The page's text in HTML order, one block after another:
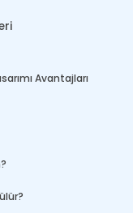
Avantajları